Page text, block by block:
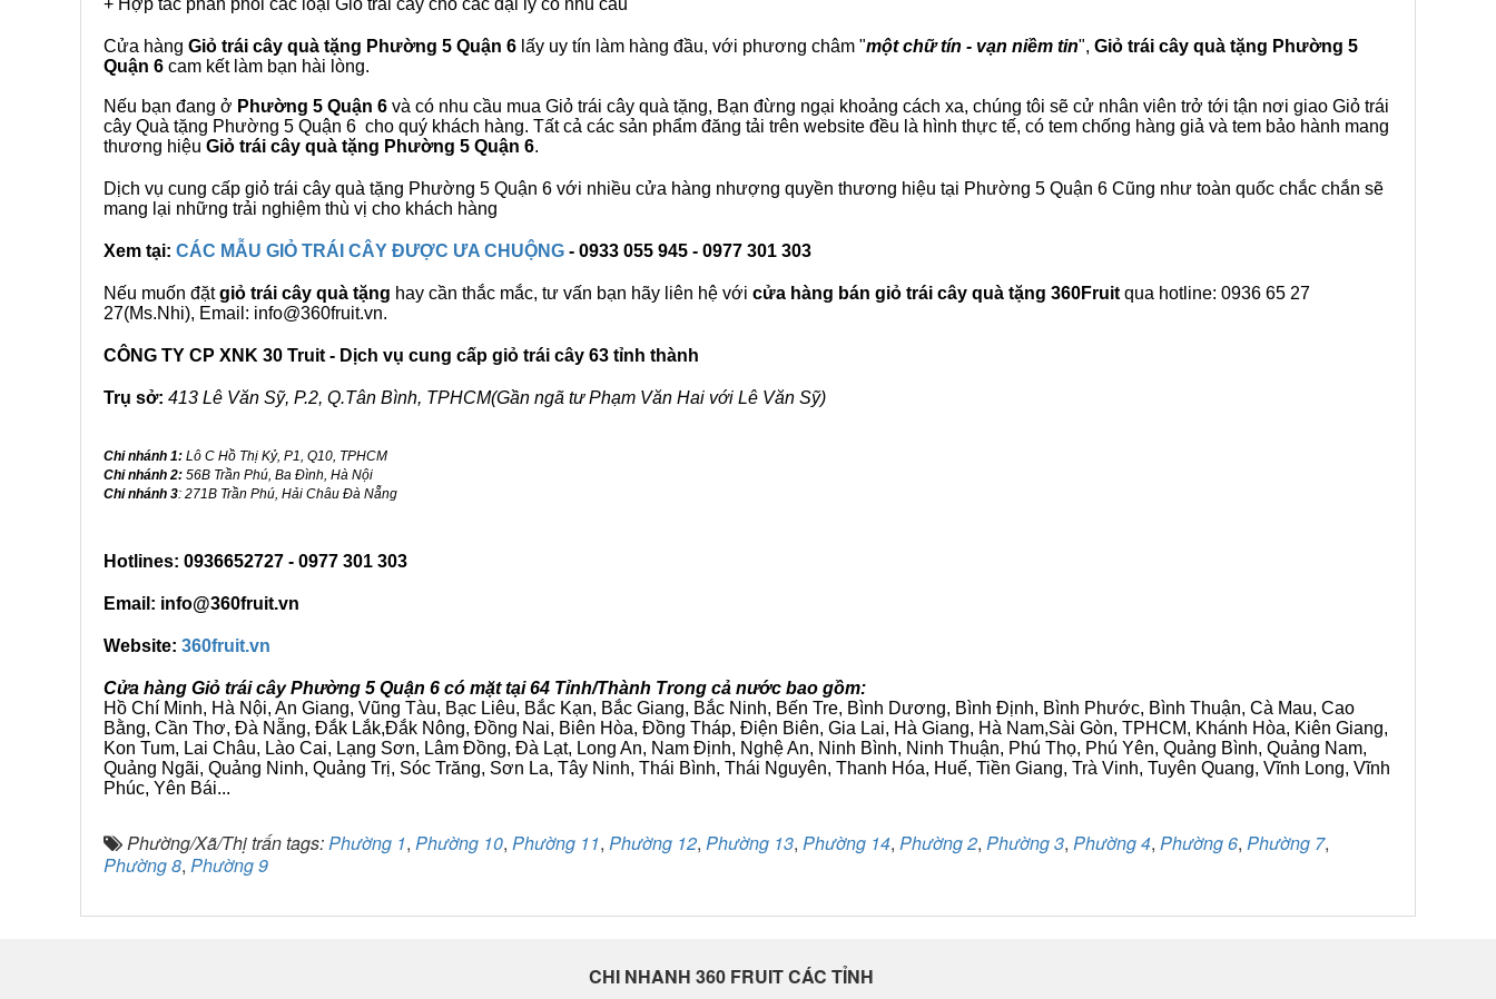
+ Hợp tác phân phối các loại Giỏ trái cây cho các đại lý có nhu cầu
Cửa hàng Giỏ trái cây quà tặng Phường 5 Quận 6 lấy uy tín làm hàng đầu, với phương châm "một chữ tín - vạn niềm tin", Giỏ trái cây quà tặng Phường 5
Quận 6 cam kết làm bạn hài lòng.
Nếu bạn đang ở Phường 5 Quận 6 và có nhu cầu mua Giỏ trái cây quà tặng, Bạn đừng ngại khoảng cách xa, chúng tôi sẽ cử nhân viên trở tới tận nơi giao Giỏ trái
cây Quà tặng Phường 5 Quận 6 cho quý khách hàng. Tất cả các sản phẩm đăng tải trên website đều là hình thực tế, có tem chống hàng giả và tem bảo hành mang
thương hiệu Giỏ trái cây quà tặng Phường 5 Quận 6.
Dịch vụ cung cấp giỏ trái cây quà tặng Phường 5 Quận 6 với nhiều cửa hàng nhượng quyền thương hiệu tại Phường 5 Quận 6 Cũng như toàn quốc chắc chắn sẽ
mang lại những trải nghiệm thù vị cho khách hàng
Xem tại: CÁC MẪU GIỎ TRÁI CÂY ĐƯỢC ƯA CHUỘNG - 0933 055 945 - 0977 301 303
Nếu muốn đặtgiỏ trái cây quà tặng hay cần thắc mắc, tư vấn bạn hãy liên hệ với cửa hàng bán giỏ trái cây quà tặng 360Fruit qua hotline: 0936 65 27
27(Ms.Nhi), Email: info@360fruit.vn.
CÔNG TY CP XNK 30 Truit - Dịch vụ cung cấp giỏ trái cây 63 tỉnh thành
Trụ sở: 413 Lê Văn Sỹ, P.2, Q.Tân Bình, TPHCM(Gần ngã tư Phạm Văn Hai với Lê Văn Sỹ)
Chi nhánh 1: Lô C Hồ Thị Kỷ, P1, Q10, TPHCM
Chi nhánh 2: 56B Trần Phú, Ba Đình, Hà Nội
Chi nhánh 3: 271B Trần Phú, Hải Châu Đà Nẵng
Hotlines: 0936652727 - 0977 301 303
Email: info@360fruit.vn
Website: 360fruit.vn
Cửa hàng Giỏ trái cây Phường 5 Quận 6 có mặt tại 64 Tỉnh/Thành Trong cả nước bao gồm:
Hồ Chí Minh, Hà Nội, An Giang, Vũng Tàu, Bạc Liêu, Bắc Kạn, Bắc Giang, Bắc Ninh, Bến Tre, Bình Dương, Bình Định, Bình Phước, Bình Thuận, Cà Mau, Cao
Bằng, Cần Thơ, Đà Nẵng, Đắk Lắk,Đắk Nông, Đồng Nai, Biên Hòa, Đồng Tháp, Điện Biên, Gia Lai, Hà Giang, Hà Nam,Sài Gòn, TPHCM, Khánh Hòa, Kiên Giang,
Kon Tum, Lai Châu, Lào Cai, Lạng Sơn, Lâm Đồng, Đà Lạt, Long An, Nam Định, Nghệ An, Ninh Bình, Ninh Thuận, Phú Thọ, Phú Yên, Quảng Bình, Quảng Nam,
Quảng Ngãi, Quảng Ninh, Quảng Trị, Sóc Trăng, Sơn La, Tây Ninh, Thái Bình, Thái Nguyên, Thanh Hóa, Huế, Tiền Giang, Trà Vinh, Tuyên Quang, Vĩnh Long, Vĩnh
Phúc, Yên Bái...
Phường/Xã/Thị trấn tags:Phường 1, Phường 10, Phường 11, Phường 12, Phường 13, Phường 14, Phường 2, Phường 3, Phường 4, Phường 6, Phường 7,
Phường 8, Phường 9
CHI NHANH 360 FRUIT CÁC TỈNH